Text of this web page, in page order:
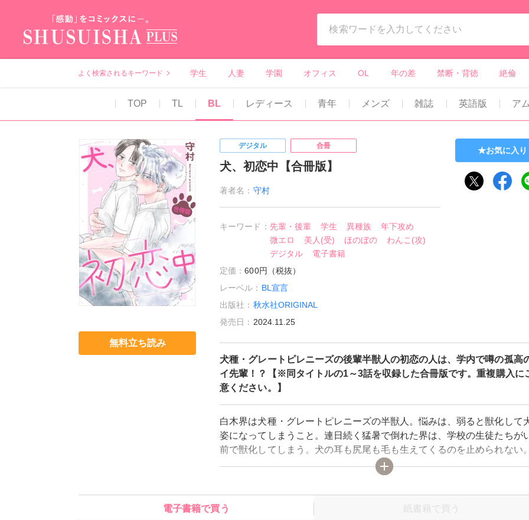
よく検索されるキーワード 学生 人妻 学園 オフィス OL 年の差 禁断・背徳 絶倫
TOP TL BL レディース 青年 メンズ 雑誌 英語版 ア
無料立ち読み
デジタル 合冊
犬、初恋中【合冊版】
著者名： 守村
キーワード： 先輩・後輩 学生 異種族
年下攻め
微エロ
美人(受) ほのぼの
わんこ(攻)
デジタル
電子書籍
定価：600円（税抜）
レーベル： BL宣言
出版社： 秋水社ORIGINAL
発売日： 2024.11.25
お気に入り
犬種・グレートピレニーズの後輩半獣人の初恋の人は、学内で噂の孤高
イ先輩！？【※同タイトルの1～3話を収録した合冊版です。重複購入に
意ください。】
白木界は犬種・グレートピレニーズの半獣人。悩みは、弱ると獣化して
姿になってしまうこと。連日続く猛暑で倒れた界は、学校の生徒たちが
前で獣化してしまう。犬の耳も尻尾も毛も生えてくるのを止められない
りは気味悪がって遠巻きに眺めるだけ…そんな中ただ一人、先輩の有馬
が界を助けてくれる。自分を腫物扱いしないでくれた結人と仲良くなり
しまい！？【※同タイトルの1～3話を収録した合冊版です。重複購入に
電子書籍で買う 紙書籍で買う